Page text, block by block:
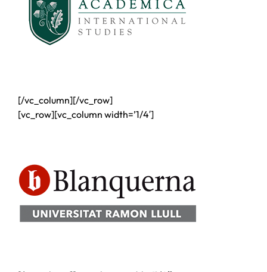
[/vc_column][/vc_row]
[vc_row][vc_column width=’1/4′]